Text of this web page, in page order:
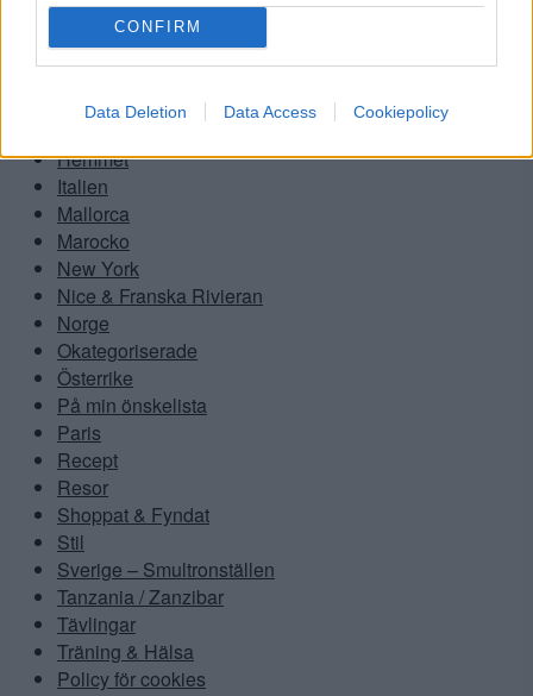
CONFIRM
Data Deletion Data Access Cookiepolicy
| Kontakta mig |
AnnaStormPhoto
Dubai
Hemmet
Italien
Mallorca
Marocko
New York
Nice & Franska Rivieran
Norge
Okategoriserade
Österrike
På min önskelista
Paris
Recept
Resor
Shoppat & Fyndat
Stil
Sverige – Smultronställen
Tanzania / Zanzibar
Tävlingar
Träning & Hälsa
Policy för cookies